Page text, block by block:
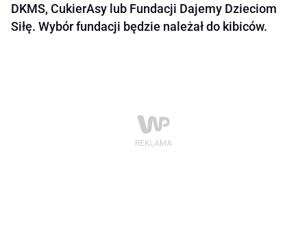
DKMS, CukierAsy lub Fundacji Dajemy Dzieciom
Siłę. Wybór fundacji będzie należał do kibiców.